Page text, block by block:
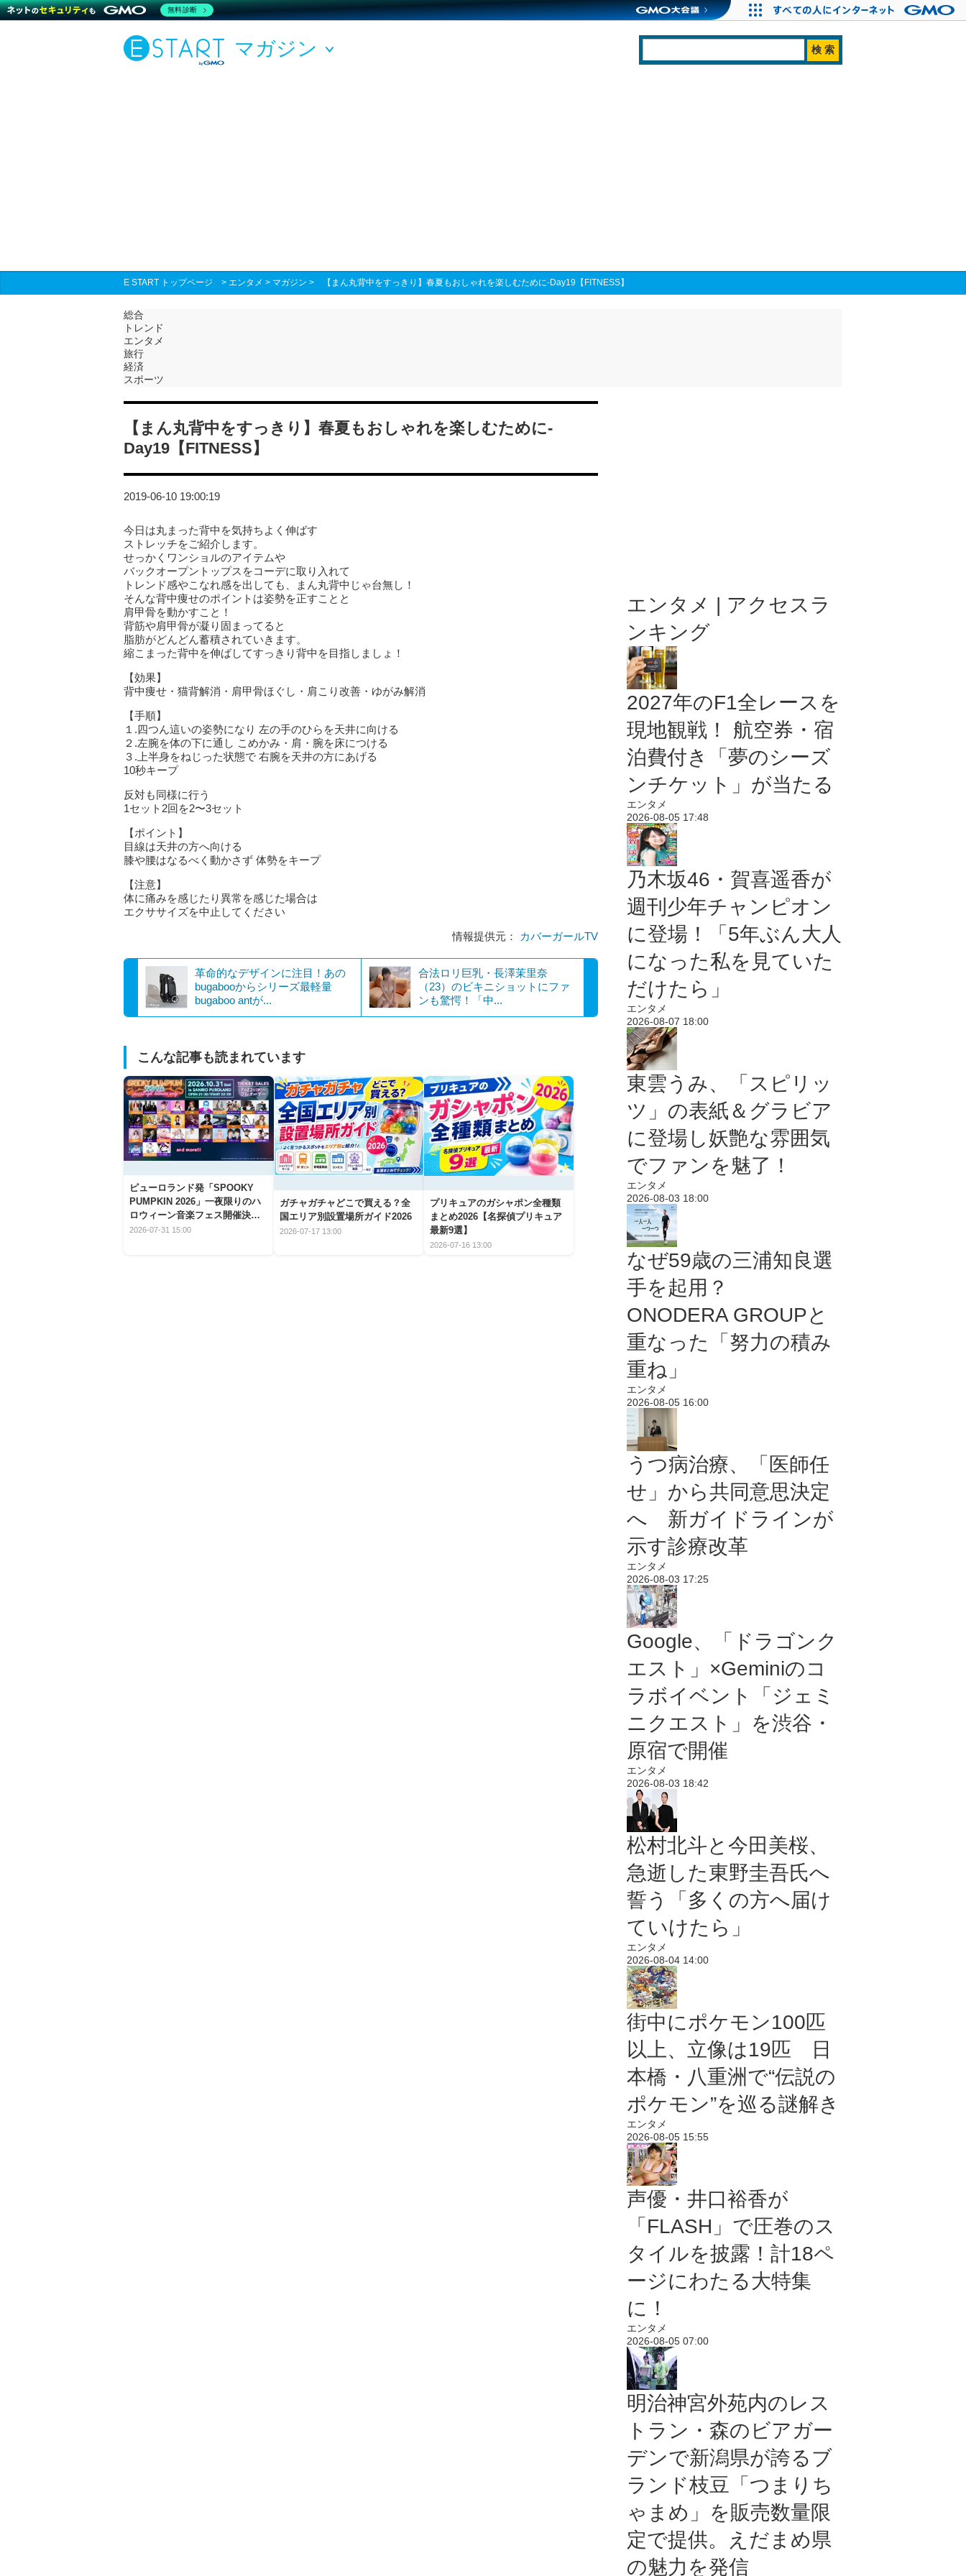
マガジン
E START トップページ > エンタメ > マガジン > 【まん丸背中をすっきり】春夏もおしゃれを楽しむために-Day19【FITNESS】
総合
トレンド
エンタメ
旅行
経済
スポーツ
【まん丸背中をすっきり】春夏もおしゃれを楽しむために-
Day19【FITNESS】
2019-06-10 19:00:19
今日は丸まった背中を気持ちよく伸ばす
ストレッチをご紹介します。
せっかくワンショルのアイテムや
バックオープントップスをコーデに取り入れて
トレンド感やこなれ感を出しても、まん丸背中じゃ台無し！
そんな背中痩せのポイントは姿勢を正すことと
肩甲骨を動かすこと！
背筋や肩甲骨が凝り固まってると
脂肪がどんどん蓄積されていきます。
縮こまった背中を伸ばしてすっきり背中を目指しましょ！
【効果】
背中痩せ・猫背解消・肩甲骨ほぐし・肩こり改善・ゆがみ解消
【手順】
１.四つん這いの姿勢になり 左の手のひらを天井に向ける
２.左腕を体の下に通し こめかみ・肩・腕を床につける
３.上半身をねじった状態で 右腕を天井の方にあげる
10秒キープ
反対も同様に行う
1セット2回を2〜3セット
【ポイント】
目線は天井の方へ向ける
膝や腰はなるべく動かさず 体勢をキープ
【注意】
体に痛みを感じたり異常を感じた場合は
エクササイズを中止してください
情報提供元：
カバーガールTV
革命的なデザインに注目！あの
bugabooからシリーズ最軽量
bugaboo antが...
合法ロリ巨乳・長澤茉里奈
（23）のビキニショットにファ
ンも驚愕！「中...
こんな記事も読まれています
ピューロランド発「SPOOKY
PUMPKIN 2026」一夜限りのハ
ロウィーン音楽フェス開催決
定！
2026-07-31 15:00
ガチャガチャどこで買える？全
国エリア別設置場所ガイド2026
2026-07-17 13:00
プリキュアのガシャポン全種類
まとめ2026【名探偵プリキュア
最新9選】
2026-07-16 13:00
エンタメ | アクセスラ
ンキング
2027年のF1全レースを
現地観戦！ 航空券・宿
泊費付き「夢のシーズ
ンチケット」が当たる
エンタメ
2026-08-05 17:48
乃木坂46・賀喜遥香が
週刊少年チャンピオン
に登場！「5年ぶん大人
になった私を見ていた
だけたら」
エンタメ
2026-08-07 18:00
東雲うみ、「スピリッ
ツ」の表紙＆グラビア
に登場し妖艶な雰囲気
でファンを魅了！
エンタメ
2026-08-03 18:00
なぜ59歳の三浦知良選
手を起用？
ONODERA GROUPと
重なった「努力の積み
重ね」
エンタメ
2026-08-05 16:00
うつ病治療、「医師任
せ」から共同意思決定
へ 新ガイドラインが
示す診療改革
エンタメ
2026-08-03 17:25
Google、「ドラゴンク
エスト」×Geminiのコ
ラボイベント「ジェミ
ニクエスト」を渋谷・
原宿で開催
エンタメ
2026-08-03 18:42
松村北斗と今田美桜、
急逝した東野圭吾氏へ
誓う「多くの方へ届け
ていけたら」
エンタメ
2026-08-04 14:00
街中にポケモン100匹
以上、立像は19匹 日
本橋・八重洲で“伝説の
ポケモン”を巡る謎解き
エンタメ
2026-08-05 15:55
声優・井口裕香が
「FLASH」で圧巻のス
タイルを披露！計18ペ
ージにわたる大特集
に！
エンタメ
2026-08-05 07:00
明治神宮外苑内のレス
トラン・森のビアガー
デンで新潟県が誇るブ
ランド枝豆「つまりち
ゃまめ」を販売数量限
定で提供。えだまめ県
の魅力を発信
無料診断